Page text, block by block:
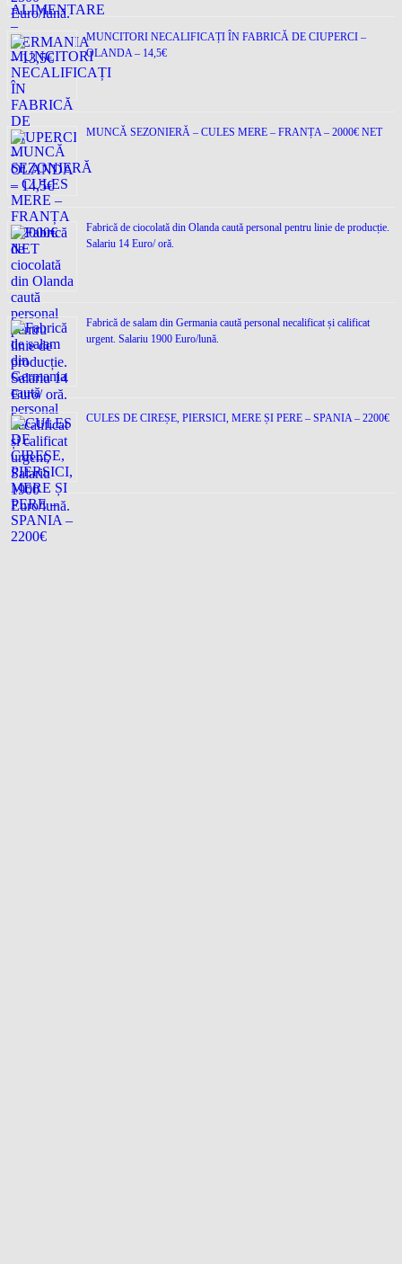
MUNCITORI NECALIFICAȚI ÎN FABRICĂ DE CIUPERCI –
OLANDA – 14,5€
MUNCĂ SEZONIERĂ – CULES MERE – FRANȚA – 2000€ NET
Fabrică de ciocolată din Olanda caută personal pentru linie de producție.
Salariu 14 Euro/ oră.
Fabrică de salam din Germania caută personal necalificat și calificat
urgent. Salariu 1900 Euro/lună.
CULES DE CIREȘE, PIERSICI, MERE ȘI PERE – SPANIA – 2200€